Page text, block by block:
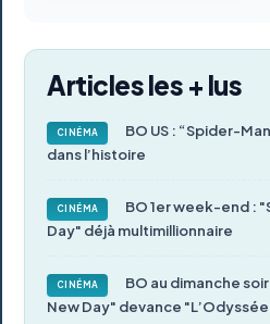
Articles les + lus
CINÉMA
BO US : “Spider-
dans l’histoire
CINÉMA
BO 1er week-end :
Day" déjà multimillionnaire
CINÉMA
BO au dimanche
New Day" devance